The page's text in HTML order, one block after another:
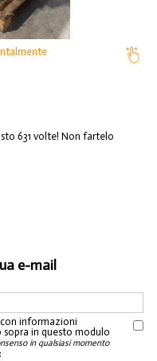
631 volte! Non fartelo
e-mail
informazioni
in questo modulo
in qualsiasi momento
: